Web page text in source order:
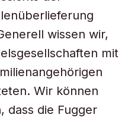
wissen wir,
mit
Wir können
dass die Fugger